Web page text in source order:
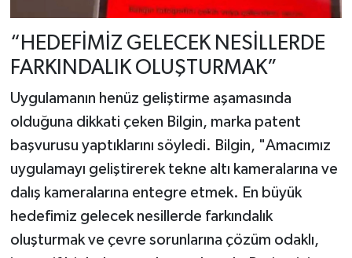
“HEDEFİMİZ GELECEK NESİLLERDE
FARKINDALIK OLUŞTURMAK”
Uygulamanın henüz geliştirme aşamasında
olduğuna dikkati çeken Bilgin, marka patent
başvurusu yaptıklarını söyledi. Bilgin, "Amacımız
uygulamayı geliştirerek tekne altı kameralarına ve
dalış kameralarına entegre etmek. En büyük
hedefimiz gelecek nesillerde farkındalık
oluşturmak ve çevre sorunlarına çözüm odaklı,